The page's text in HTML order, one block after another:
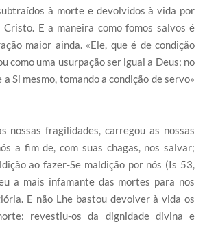
à morte e devolvidos à vida por
Cristo. E a maneira como fomos salvos é
maior ainda. «Ele, que é de condição
como uma usurpação ser igual a Deus; no
Si mesmo, tomando a condição de servo»
nossas fragilidades, carregou as nossas
a fim de, com suas chagas, nos salvar;
ao fazer-Se maldição por nós (Is 53,
a mais infamante das mortes para nos
E não Lhe bastou devolver à vida os
revestiu-os da dignidade divina e